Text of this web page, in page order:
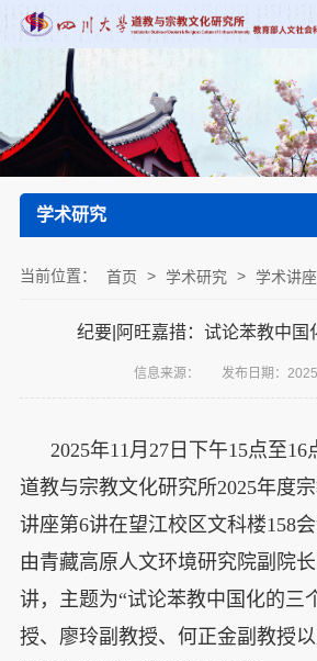
学术研究
当前位置： 首页 > 学术研究 > 学术讲座
纪要|阿旺嘉措：试论苯教中国
信息来源： 发布日期：
2025年11月27日下午15点至
道教与宗教文化研究所2025年度
讲座第6讲在望江校区文科楼158
由青藏高原人文环境研究院副院
讲，主题为“试论苯教中国化的三
授、廖玲副教授、何正金副教授